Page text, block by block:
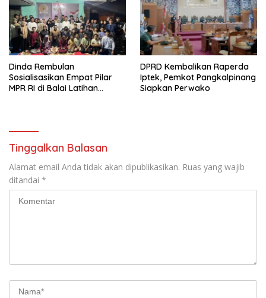
Dinda Rembulan
Sosialisasikan Empat Pilar
MPR RI di Balai Latihan
DPRD Kembalikan Raperda
Iptek, Pemkot Pangkalpinang
Siapkan Perwako
Tinggalkan Balasan
Alamat email Anda tidak akan dipublikasikan. Ruas yang wajib
ditandai *